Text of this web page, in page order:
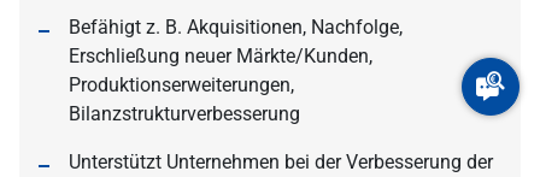
Befähigt z. B. Akquisitionen, Nachfolge,
Erschließung neuer Märkte/Kunden,
Produktionserweiterungen,
Bilanzstrukturverbesserung
Unterstützt Unternehmen bei der Verbesserung der